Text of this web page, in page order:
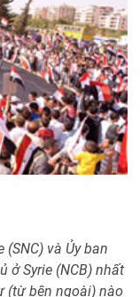
và Ủy ban
ở Syrie (NCB) nhất
(từ bên ngoài) nào